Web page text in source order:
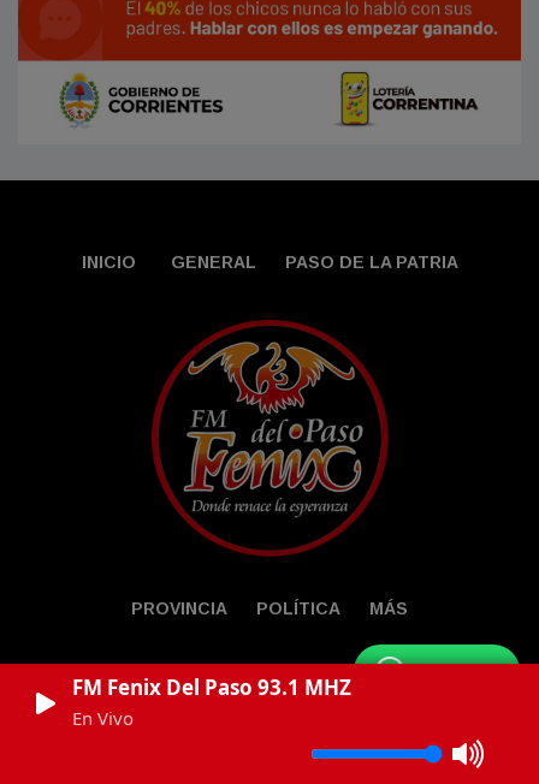
FM Fenix Del Paso 93.1 MHZ
En Vivo
WhatsApp
INICIO GENERAL PASO DE LA PATRIA
PROVINCIA POLÍTICA MÁS